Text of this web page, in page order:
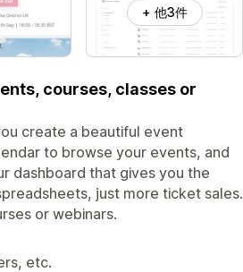
+ 他3件
courses, classes or
create a beautiful event
to browse your events, and
dashboard that gives you the
just more ticket sales.
or webinars.
etc.